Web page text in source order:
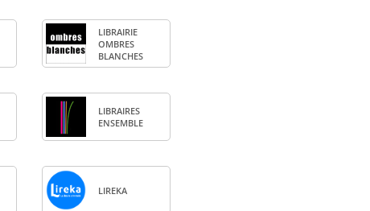
LIBRAI­RIE
OMBRES
BLANCHES
LIBRAIRES
ENSEMBLE
LIREKA